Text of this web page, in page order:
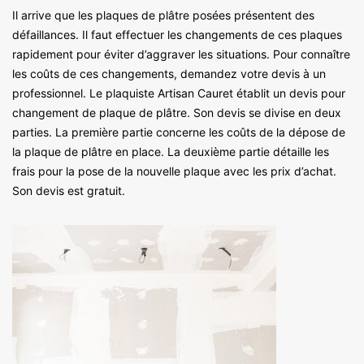
Il arrive que les plaques de plâtre posées présentent des
défaillances. Il faut effectuer les changements de ces plaques
rapidement pour éviter d’aggraver les situations. Pour connaître
les coûts de ces changements, demandez votre devis à un
professionnel. Le plaquiste Artisan Cauret établit un devis pour
changement de plaque de plâtre. Son devis se divise en deux
parties. La première partie concerne les coûts de la dépose de
la plaque de plâtre en place. La deuxième partie détaille les
frais pour la pose de la nouvelle plaque avec les prix d’achat.
Son devis est gratuit.